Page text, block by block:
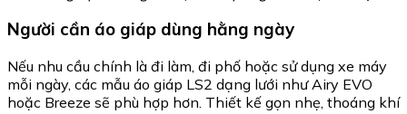
Người cần áo giáp dùng hằng ngày
Nếu nhu cầu chính là đi làm, đi phố hoặc sử dụng xe máy
mỗi ngày, các mẫu áo giáp LS2 dạng lưới như Airy EVO
hoặc Breeze sẽ phù hợp hơn. Thiết kế gọn nhẹ, thoáng khí